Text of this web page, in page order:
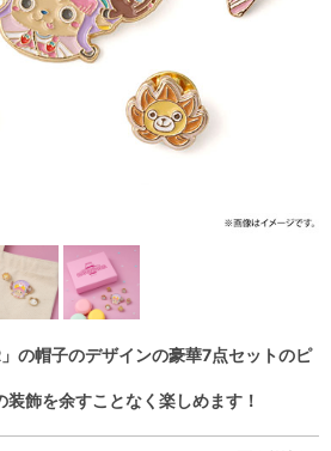
の帽子のデザインの豪華7点セットのピ
飾を余すことなく楽しめます！